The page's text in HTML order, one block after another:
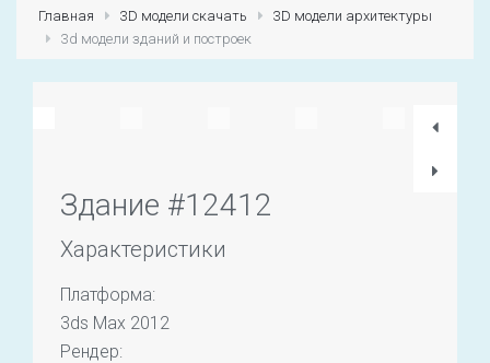
Зарегистрироваться
Главная 3D модели скачать
3D модели архитектуры
3d модели зданий и построек
Здание #12412
Характеристики
Платформа:
3ds Max 2012
Рендер: